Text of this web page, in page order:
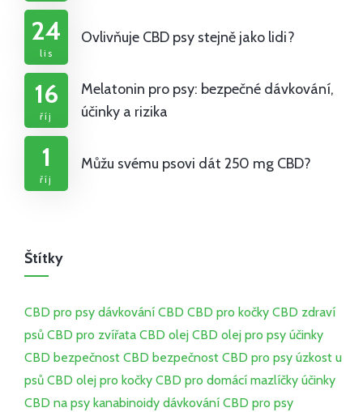
24
lis
Ovlivňuje CBD psy stejně jako lidi?
16
říj
Melatonin pro psy: bezpečné dávkování,
účinky a rizika
1
říj
Můžu svému psovi dát 250 mg CBD?
Štítky
CBD pro psy dávkování CBD CBD pro kočky CBD zdraví
psů CBD pro zvířata CBD olej CBD olej pro psy účinky
CBD bezpečnost CBD bezpečnost CBD pro psy úzkost u
psů CBD olej pro kočky CBD pro domácí mazlíčky účinky
CBD na psy kanabinoidy dávkování CBD pro psy